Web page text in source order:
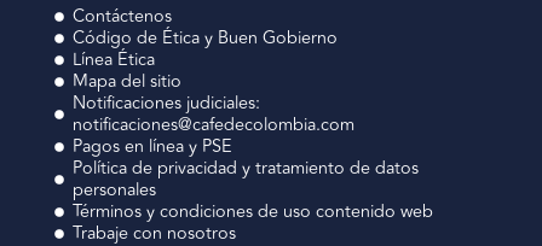
Contáctenos
Código de Ética y Buen Gobierno
Línea Ética
Mapa del sitio
Notificaciones judiciales:
notificaciones@cafedecolombia.com
Pagos en línea y PSE
Política de privacidad y tratamiento de datos
personales
Términos y condiciones de uso contenido web
Trabaje con nosotros